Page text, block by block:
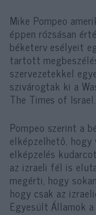
Mike Pompeo
éppen rózsásan
béketerv esélyeit
tartott
szervezetekkel
szivárogtak ki a
The Times of Israel.
Pompeo szerint a
elképzelhető,
elképzelés
az izraeli fél is
megérti, hogy
hogy csak az
Egyesült Államok